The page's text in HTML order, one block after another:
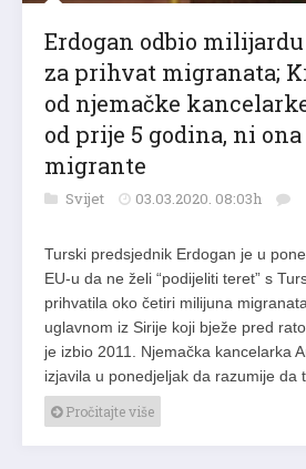
Erdogan odbio milijardu
za prihvat migranata;
od njemačke
od prije 5 godina, ni
migrante
Svijet 03.03.2020. 08:03h
Turski predsjednik Erdogan je u
EU-u da ne želi “podijeliti teret” s
prihvatila oko četiri milijuna
uglavnom iz Sirije koji bježe pred
je izbio 2011. Njemačka kancelarka
izjavila u ponedjeljak da razumije da
Pročitajte više